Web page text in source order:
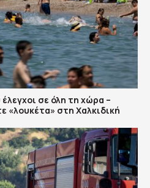
σε όλη τη χώρα –
«λουκέτα» στη Χαλκιδική